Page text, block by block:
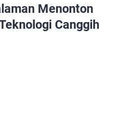
Menonton
Canggih